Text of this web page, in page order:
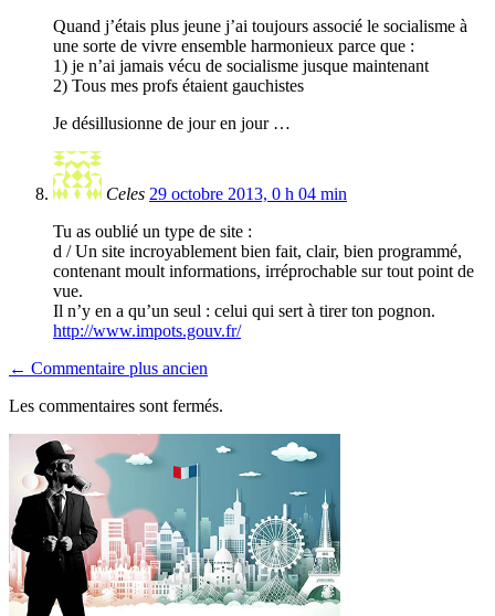
Quand j’étais plus jeune j’ai toujours associé le socialisme à
une sorte de vivre ensemble harmonieux parce que :
1) je n’ai jamais vécu de socialisme jusque maintenant
2) Tous mes profs étaient gauchistes
Je désillusionne de jour en jour …
Celes 29 octobre 2013, 0 h 04 min
Tu as oublié un type de site :
d / Un site incroyablement bien fait, clair, bien programmé,
contenant moult informations, irréprochable sur tout point de
vue.
Il n’y en a qu’un seul : celui qui sert à tirer ton pognon.
http://www.impots.gouv.fr/
← Commentaire plus ancien
Les commentaires sont fermés.